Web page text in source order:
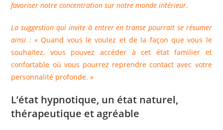
favoriser notre concentration sur notre monde intérieur.
La suggestion qui invite à entrer en transe pourrait se résumer
ainsi : «Quand vous le voulez et de la façon que vous le
souhaitez, vous pouvez accéder à cet état familier et
confortable où vous pourrez reprendre contact avec votre
personnalité profonde. »
L’état hypnotique, un état naturel,
thérapeutique et agréable